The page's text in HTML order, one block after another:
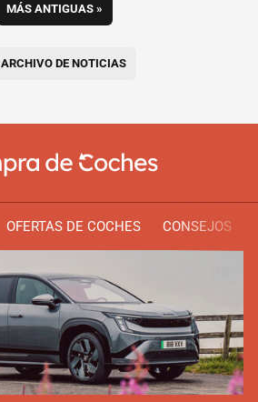
MÁS ANTIGUAS »
ARCHIVO DE NOTICIAS
OFERTAS DE COCHES CONSEJOS